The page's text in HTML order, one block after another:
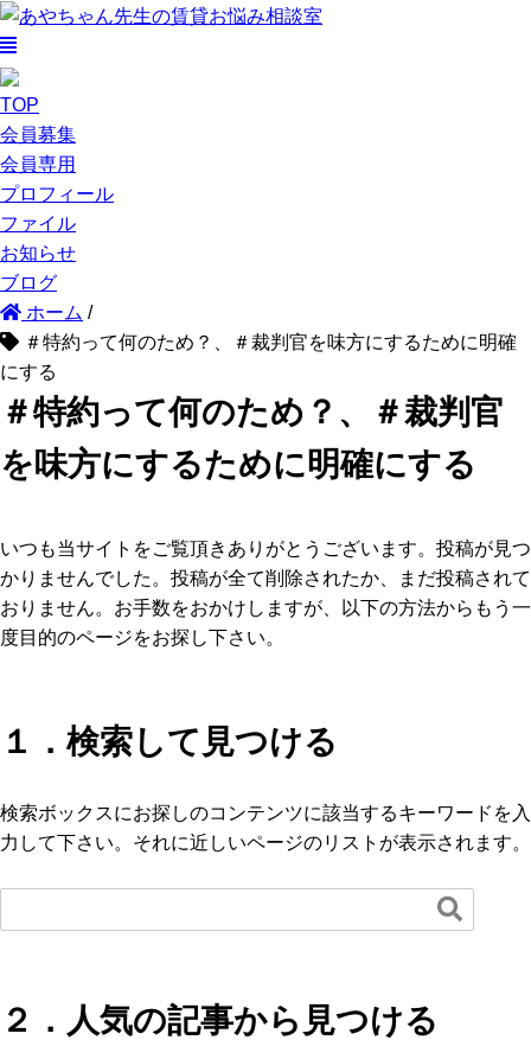
TOP
会員募集
会員専用
プロフィール
ファイル
お知らせ
ブログ
ホーム /
＃特約って何のため？、＃裁判官を味方にするために明確
にする
＃特約って何のため？、＃裁判官
を味方にするために明確にする
いつも当サイトをご覧頂きありがとうございます。投稿が見つ
かりませんでした。投稿が全て削除されたか、まだ投稿されて
おりません。お手数をおかけしますが、以下の方法からもう一
度目的のページをお探し下さい。
１．検索して見つける
検索ボックスにお探しのコンテンツに該当するキーワードを入
力して下さい。それに近しいページのリストが表示されます。

２．人気の記事から見つける